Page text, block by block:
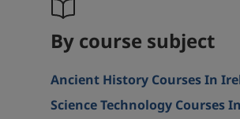
By course subject
Ancient History Courses In
Science Technology Courses